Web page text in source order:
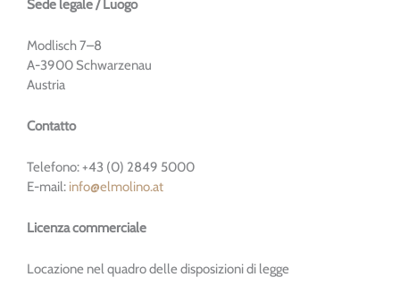
Sede legale / Luogo
Modlisch 7–8
A-3900 Schwarzenau
Austria
Contatto
Telefono: +43 (0) 2849 5000
E-mail: info@elmolino.at
Licenza commerciale
Locazione nel quadro delle disposizioni di legge